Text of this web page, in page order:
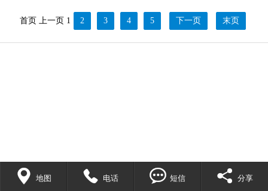
首页 上一页 1 2 3 4 5 下一页 末页
 地图  电话  短信  分享